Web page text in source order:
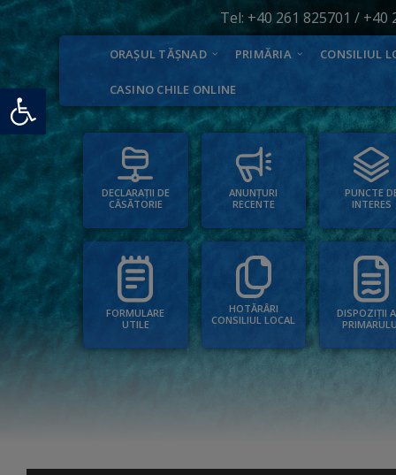
Deschide bara de unelte
Tel: +40 261 825701 / +40
ORAȘUL TĂȘNAD PRIMĂRIA CONSILIUL
CASINO CHILE ONLINE
DECLARAȚII DE
CĂSĂTORIE
ANUNȚURI
RECENTE
PUNCTE
INTERES
FORMULARE
UTILE
HOTĂRÂRI
CONSILIUL LOCAL
DISPOZIȚII